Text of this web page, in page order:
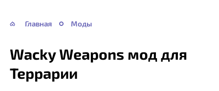
Главная Моды
Wacky Weapons мод для
Террарии